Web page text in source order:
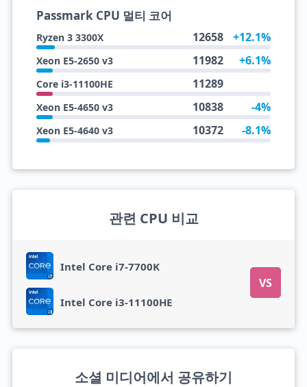
Passmark CPU 멀티 코어
Ryzen 3 3300X 12658 +12.1%
Xeon E5-2650 v3 11982 +6.1%
Core i3-11100HE 11289
Xeon E5-4650 v3 10838 -4%
Xeon E5-4640 v3 10372 -8.1%
관련 CPU 비교
Intel Core i7-7700K
VS
Intel Core i3-11100HE
소셜 미디어에서 공유하기